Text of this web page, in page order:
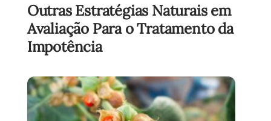
Outras Estratégias Naturais em
Avaliação Para o Tratamento da
Impotência